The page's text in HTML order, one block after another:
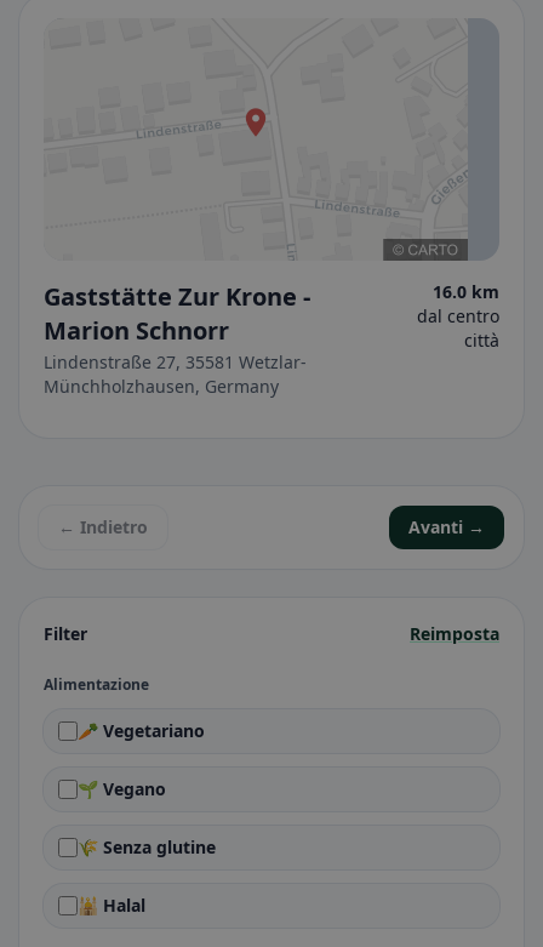
Filter Reimposta
Alimentazione
🥕 Vegetariano
🌱 Vegano
🌾 Senza glutine
🕌 Halal
Gaststätte Zur Krone -
Marion Schnorr
Lindenstraße 27, 35581 Wetzlar-
Münchholzhausen, Germany
16.0 km
dal centro
città
← Indietro Avanti →